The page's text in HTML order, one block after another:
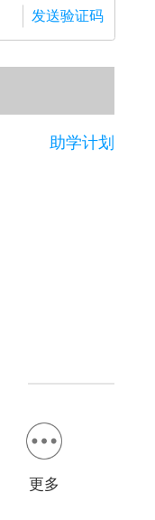
发送验证码
助学计划
更多